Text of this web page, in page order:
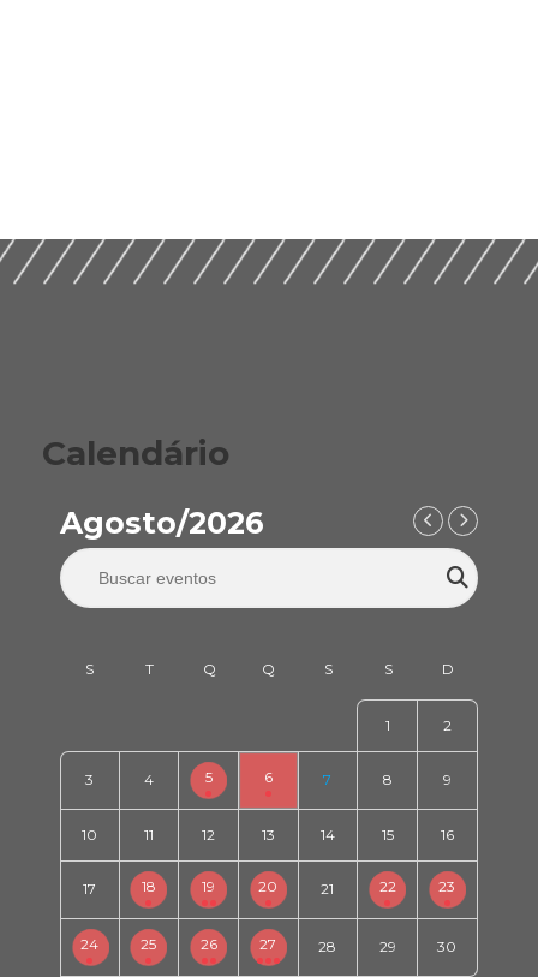
Calendário
Agosto/2026
1 2
3 4 5 6 7 8 9
10 11 12 13 14 15 16
17 18 19 20 21 22 23
24 25 26 27 28 29 30